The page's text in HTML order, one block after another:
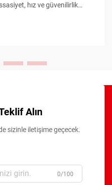
hız ve güvenilirlik
sistemlerindeki en önemli
Alın
sizinle iletişime geçecek.
0/100